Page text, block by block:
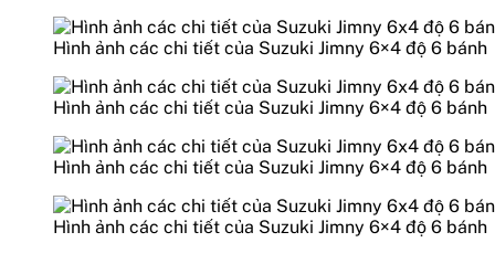
Hình ảnh các chi tiết của Suzuki Jimny 6×4 độ 6 bánh
Hình ảnh các chi tiết của Suzuki Jimny 6×4 độ 6 bánh
Hình ảnh các chi tiết của Suzuki Jimny 6×4 độ 6 bánh
Hình ảnh các chi tiết của Suzuki Jimny 6×4 độ 6 bánh